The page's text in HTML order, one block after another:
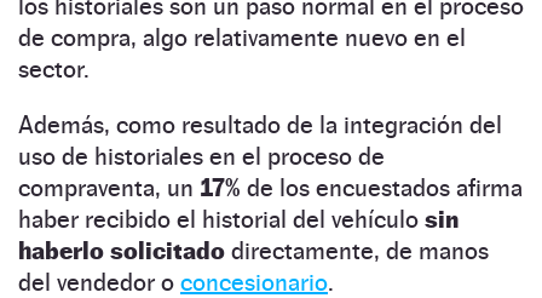
los historiales son un paso normal en el proceso
de compra, algo relativamente nuevo en el
sector.
Además, como resultado de la integración del
uso de historiales en el proceso de
compraventa, un 17% de los encuestados afirma
haber recibido el historial del vehículo sin
haberlo solicitado directamente, de manos
del vendedor o concesionario.